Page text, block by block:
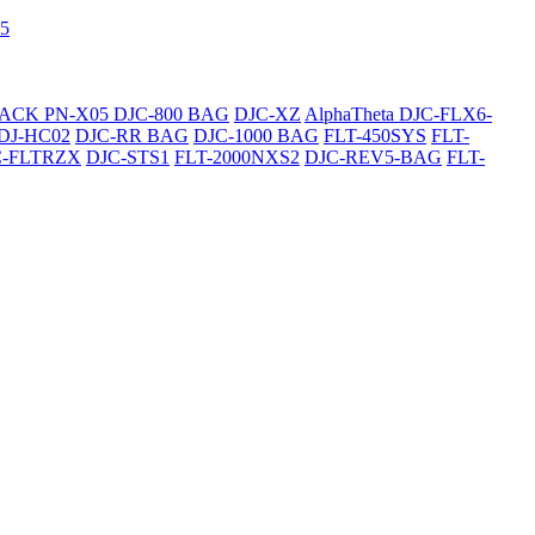
PN-X05 DJC-800 BAG DJC-XZ AlphaTheta DJC-FLX6-
HC02 DJC-RR BAG DJC-1000 BAG FLT-450SYS FLT-
FLTRZX DJC-STS1 FLT-2000NXS2 DJC-REV5-BAG FLT-